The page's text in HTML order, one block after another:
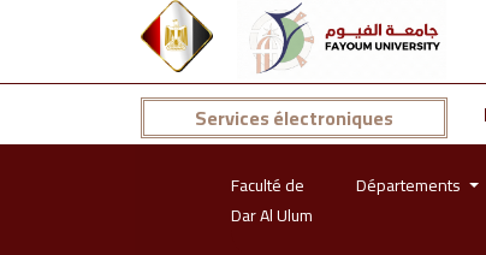
Services électroniques
Faculté de
Dar Al Ulum
Départements